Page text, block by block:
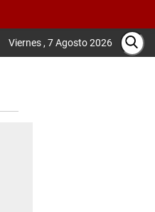
Viernes , 7 Agosto 2026